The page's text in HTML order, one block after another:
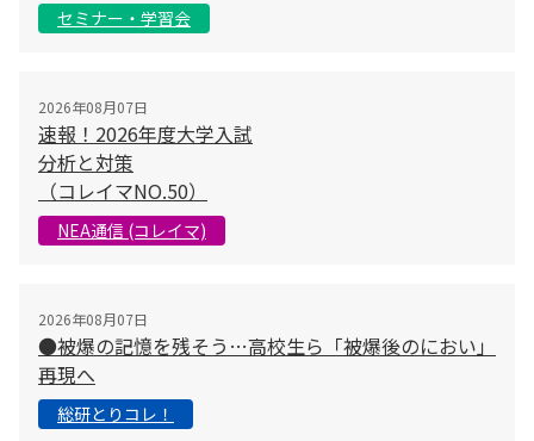
セミナー・学習会
2026年08月07日
速報！2026年度大学入試
分析と対策
（コレイマNO.50）
NEA通信 (コレイマ)
2026年08月07日
●被爆の記憶を残そう…高校生ら「被爆後のにおい」
再現へ
総研とりコレ！